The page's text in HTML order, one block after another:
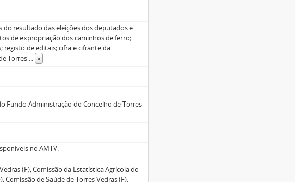
do resultado das eleições dos deputados e
de expropriação dos caminhos de ferro;
registo de editais; cifra e cifrante da
Torres ... »
Fundo Administração do Concelho de Torres
no AMTV.
(F); Comissão da Estatística Agrícola do
Comissão de Saúde de Torres Vedras (F).